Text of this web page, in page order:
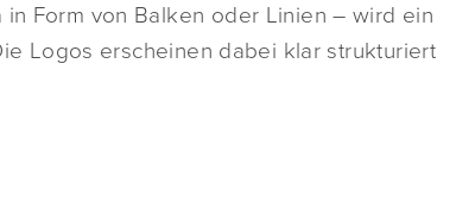
Form von Balken oder Linien – wird ein
Logos erscheinen dabei klar strukturiert